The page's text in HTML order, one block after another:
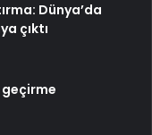
Dünya’da
çıktı